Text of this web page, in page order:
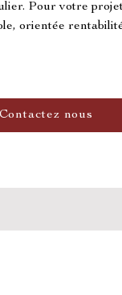
Pour votre
orientée
Contactez nous